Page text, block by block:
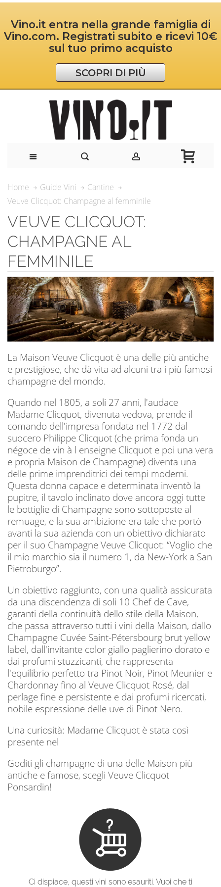
Vino.it entra nella grande famiglia di
Vino.com. Registrati subito e ricevi 10€
sul tuo primo acquisto
SCOPRI DI PIÙ
Home Guide Vini
Cantine
Veuve Clicquot: Champagne al femminile
VEUVE CLICQUOT:
CHAMPAGNE AL
FEMMINILE
La Maison Veuve Clicquot è una delle più antiche
e prestigiose, che dà vita ad alcuni tra i più famosi
champagne del mondo.
Quando nel 1805, a soli 27 anni, l'audace
Madame Clicquot, divenuta vedova, prende il
comando dell'impresa fondata nel 1772 dal
suocero Philippe Clicquot (che prima fonda un
négoce de vin à l enseigne Clicquot e poi una vera
e propria Maison de Champagne) diventa una
delle prime imprenditrici dei tempi moderni.
Questa donna capace e determinata inventò la
pupitre, il tavolo inclinato dove ancora oggi tutte
le bottiglie di Champagne sono sottoposte al
remuage, e la sua ambizione era tale che portò
avanti la sua azienda con un obiettivo dichiarato
per il suo Champagne Veuve Clicquot: “Voglio che
il mio marchio sia il numero 1, da New-York a San
Pietroburgo”.
Un obiettivo raggiunto, con una qualità assicurata
da una discendenza di soli 10 Chef de Cave,
garanti della continuità dello stile della Maison,
che passa attraverso tutti i vini della Maison, dallo
Champagne Cuvée Saint-Pétersbourg brut yellow
label, dall'invitante color giallo paglierino dorato e
dai profumi stuzzicanti, che rappresenta
l'equilibrio perfetto tra Pinot Noir, Pinot Meunier e
Chardonnay fino al Veuve Clicquot Rosé, dal
perlage fine e persistente e dai profumi ricercati,
nobile espressione delle uve di Pinot Nero.
Una curiosità: Madame Clicquot è stata così
presente nel
Goditi gli champagne di una delle Maison più
antiche e famose, scegli Veuve Clicquot
Ponsardin!
Ci dispiace, questi vini sono esauriti. Vuoi che ti